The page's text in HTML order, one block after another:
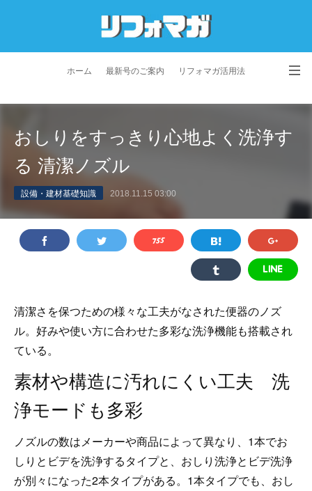
ホーム 最新号のご案内 リフォマガ活用法
プライバシーポリシー 利用規約 会社概要
おしりをすっきり心地よく洗浄す
る 清潔ノズル
設備・建材基礎知識 2018.11.15 03:00
清潔さを保つための様々な工夫がなされた便器のノズ
ル。好みや使い方に合わせた多彩な洗浄機能も搭載され
ている。
素材や構造に汚れにくい工夫 洗
浄モードも多彩
ノズルの数はメーカーや商品によって異なり、1本でお
しりとビデを洗浄するタイプと、おしり洗浄とビデ洗浄
が別々になった2本タイプがある。1本タイプでも、おし